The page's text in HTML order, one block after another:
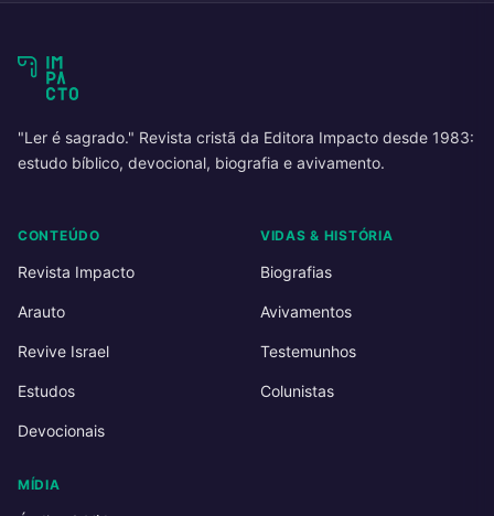
"Ler é sagrado." Revista cristã da Editora Impacto desde 1983:
estudo bíblico, devocional, biografia e avivamento.
CONTEÚDO
Revista Impacto
Arauto
Revive Israel
Estudos
Devocionais
VIDAS & HISTÓRIA
Biografias
Avivamentos
Testemunhos
Colunistas
MÍDIA